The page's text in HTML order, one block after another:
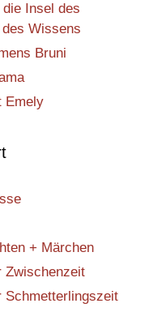
Insel des
Wissens
Bruni
Emely
+ Märchen
Zwischenzeit
Schmetterlingszeit